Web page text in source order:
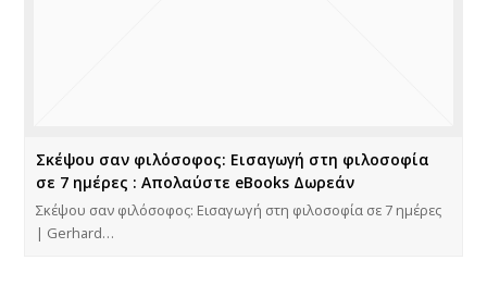
Σκέψου σαν φιλόσοφος: Εισαγωγή στη φιλοσοφία
σε 7 ημέρες : Απολαύστε eBooks Δωρεάν
Σκέψου σαν φιλόσοφος: Εισαγωγή στη φιλοσοφία σε 7 ημέρες
| Gerhard…